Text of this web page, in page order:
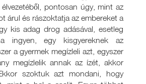
pontosan úgy, mint az
árul és rászoktatja az embereket a
kis adag drog adásával, esetleg
ingyen, egy kisgyereknek az
a gyermek megízleli azt, egyszer
megízlelik annak az ízét, akkor
szoktuk azt mondani, hogy